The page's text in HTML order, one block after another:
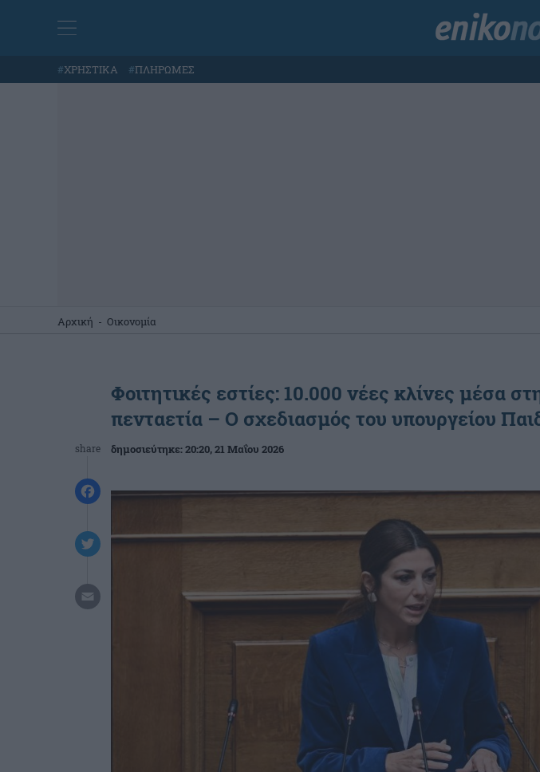
#ΧΡΗΣΤΙΚΑ #ΠΛΗΡΩΜΕΣ
Αρχική - Οικονομία
share
Φοιτητικές εστίες: 10.000 νέες κλίνες μέσα
πενταετία – Ο σχεδιασμός του υπουργείου
δημοσιεύτηκε:20:20, 21 Μαΐου 2026